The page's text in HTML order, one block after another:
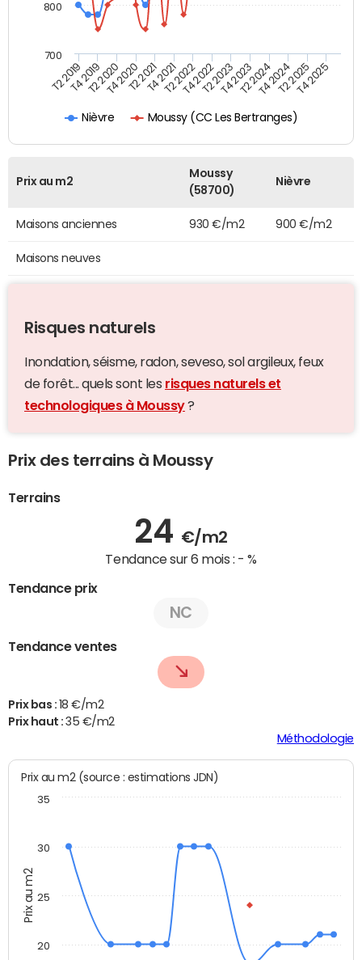
Nièvre Moussy (CC Les Bertranges)
T2 2019T4 2019T2 2020T4 2020T2 2021T4 2021T2 2022T4 2022T2 2023T4 2023T2 2024T4 2024T2 2025T4 2025
700
800
Prix au m2
Moussy
(58700)
Nièvre
Maisons anciennes 930 €/m2 900 €/m2
Maisons neuves
Risques naturels
Inondation, séisme, radon, seveso, sol argileux, feux
de forêt... quels sont les risques naturels et
technologiques à Moussy?
Prix des terrains à Moussy
Terrains
24 €/m2
Tendance sur 6 mois : - %
Tendance prix
NC
Tendance ventes
Prix bas : 18 €/m2
Prix haut :35 €/m2
Méthodologie
Prix au m2
Prix au m2 (source : estimations JDN)
20
25
30
35